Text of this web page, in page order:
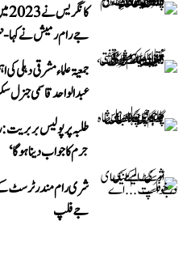
جے رام رمیش نے کہا-
جمعیۃ علماء مشرقی دہلی
عبد الواحد قاسمی جنرل
طلبہ پر پولیس بربریت:
جرم کا جواب دینا ہوگا‘
شری رام مندر ٹرسٹ
جے فلپ